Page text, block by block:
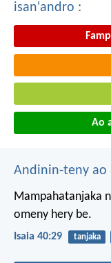
isan'andro :
Ao
Andinin-teny ao
Mampahatanjaka
omeny hery be.
Isaia 40:29 tanjaka